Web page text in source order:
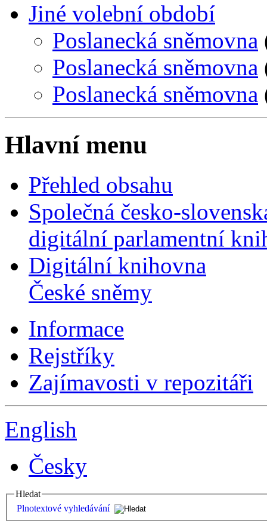
Jiné volební období
Poslanecká sněmovna
Poslanecká sněmovna
Poslanecká sněmovna
Hlavní menu
Přehled obsahu
Společná česko-
digitální parlamentní
Digitální knihovna
České sněmy
Informace
Rejstříky
Zajímavosti v repozitáři
English
Česky
Hledat
Plnotextové vyhledávání